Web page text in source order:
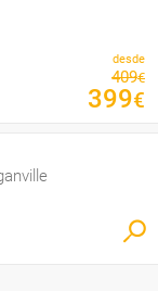
desde
409€
399€